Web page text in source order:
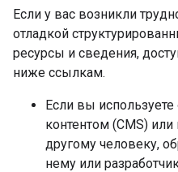
Если у вас возникли
отладкой
ресурсы и сведения,
ниже ссылкам.
Если вы
контентом (CMS) или
другому человеку,
нему или